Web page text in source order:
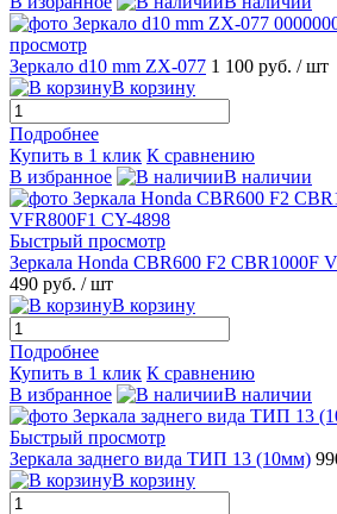
просмотр
Зеркало d10 mm ZX-077 1 100 руб. / шт
В корзину
Подробнее
Купить в 1 клик К сравнению
В избранное
В наличии
Быстрый просмотр
Зеркала Honda CBR600 F2 CBR1000F
490 руб. / шт
В корзину
Подробнее
Купить в 1 клик К сравнению
В избранное
В наличии
Быстрый просмотр
Зеркала заднего вида ТИП 13 (10мм)
В корзину